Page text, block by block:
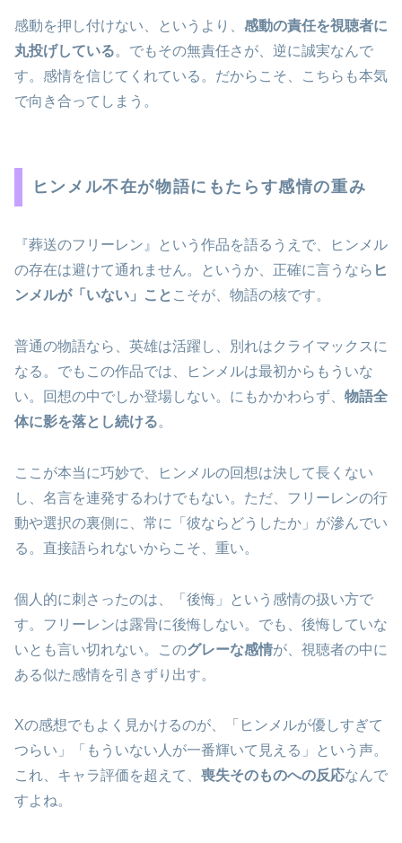
感動を押し付けない、というより、 感動の責任を視聴者に
丸投げしている。でもその無責任さが、逆に誠実なんで
す。感情を信じてくれている。だからこそ、こちらも本気
で向き合ってしまう。
ヒンメル不在が物語にもたらす感情の重み
『葬送のフリーレン』という作品を語るうえで、ヒンメル
の存在は避けて通れません。というか、正確に言うなら ヒ
ンメルが「いない」こと こそが、物語の核です。
普通の物語なら、英雄は活躍し、別れはクライマックスに
なる。でもこの作品では、ヒンメルは最初からもういな
い。回想の中でしか登場しない。にもかかわらず、 物語全
体に影を落とし続ける。
ここが本当に巧妙で、ヒンメルの回想は決して長くない
し、名言を連発するわけでもない。ただ、フリーレンの行
動や選択の裏側に、常に「彼ならどうしたか」が滲んでい
る。直接語られないからこそ、重い。
個人的に刺さったのは、「後悔」という感情の扱い方で
す。フリーレンは露骨に後悔しない。でも、後悔していな
いとも言い切れない。このグレーな感情が、視聴者の中に
ある似た感情を引きずり出す。
Xの感想でもよく見かけるのが、「ヒンメルが優しすぎて
つらい」「もういない人が一番輝いて見える」という声。
これ、キャラ評価を超えて、 喪失そのものへの反応なんで
すよね。